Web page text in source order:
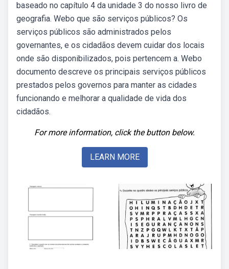
baseado no capítulo 4 da unidade 3 do nosso livro de
geografia. Webo que são serviços públicos? Os
serviços públicos são administrados pelos
governantes, e os cidadãos devem cuidar dos locais
onde são disponibilizados, pois pertencem a. Webo
documento descreve os principais serviços públicos
prestados pelos governos para manter as cidades
funcionando e melhorar a qualidade de vida dos
cidadãos.
For more information, click the button below.
LEARN MORE